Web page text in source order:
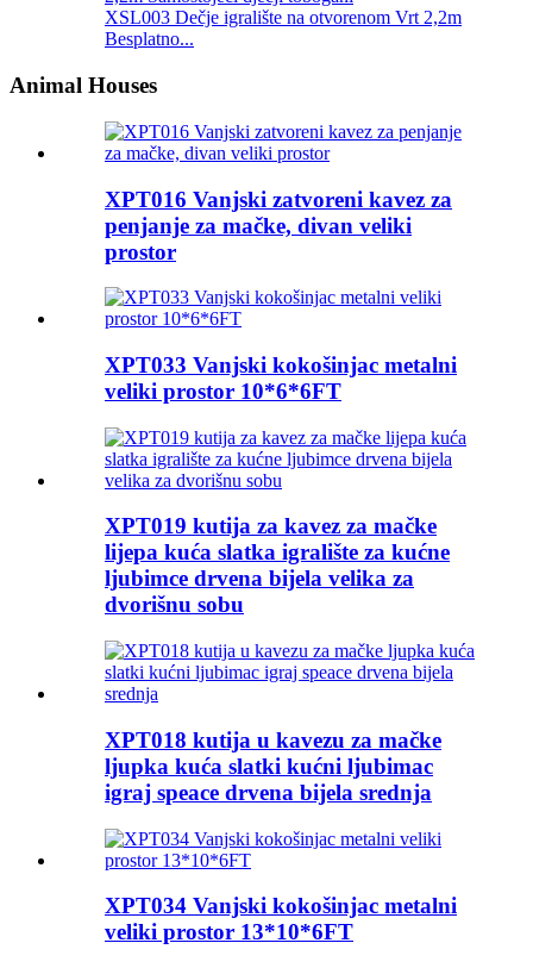
XSL003 Dečje igralište na otvorenom Vrt 2,2m
Besplatno...
Animal Houses
XPT016 Vanjski zatvoreni kavez za
penjanje za mačke, divan veliki
prostor
XPT033 Vanjski kokošinjac metalni
veliki prostor 10*6*6FT
XPT019 kutija za kavez za mačke
lijepa kuća slatka igralište za kućne
ljubimce drvena bijela velika za
dvorišnu sobu
XPT018 kutija u kavezu za mačke
ljupka kuća slatki kućni ljubimac
igraj speace drvena bijela srednja
XPT034 Vanjski kokošinjac metalni
veliki prostor 13*10*6FT